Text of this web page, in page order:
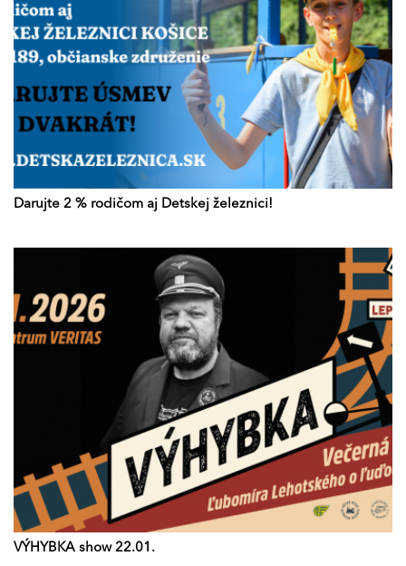
Darujte 2 % rodičom aj Detskej železnici!
VÝHYBKA show 22.01.